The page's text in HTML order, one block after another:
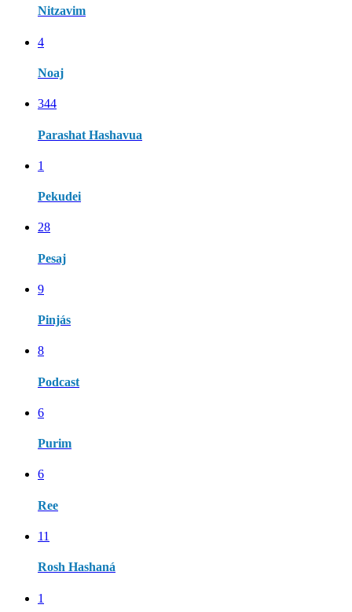
Nitzavim
4
Noaj
344
Parashat Hashavua
1
Pekudei
28
Pesaj
9
Pinjás
8
Podcast
6
Purim
6
Ree
11
Rosh Hashaná
1